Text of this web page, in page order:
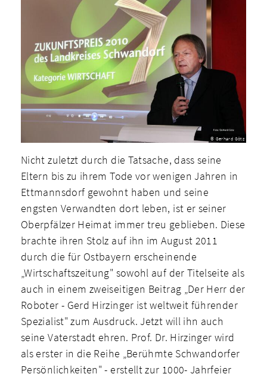
© Gerhard Götz
Nicht zuletzt durch die Tatsache, dass seine
Eltern bis zu ihrem Tode vor wenigen Jahren in
Ettmannsdorf gewohnt haben und seine
engsten Verwandten dort leben, ist er seiner
Oberpfälzer Heimat immer treu geblieben. Diese
brachte ihren Stolz auf ihn im August 2011
durch die für Ostbayern erscheinende
„Wirtschaftszeitung" sowohl auf der Titelseite als
auch in einem zweiseitigen Beitrag „Der Herr der
Roboter - Gerd Hirzinger ist weltweit führender
Spezialist" zum Ausdruck. Jetzt will ihn auch
seine Vaterstadt ehren. Prof. Dr. Hirzinger wird
als erster in die Reihe „Berühmte Schwandorfer
Persönlichkeiten" - erstellt zur 1000- Jahrfeier